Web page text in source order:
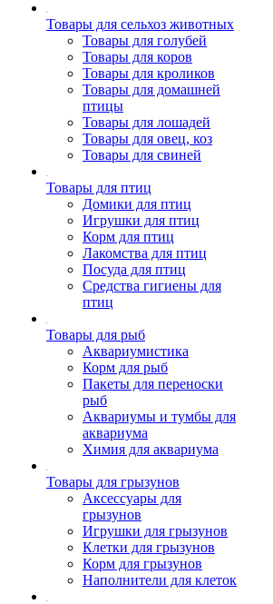
Товары для сельхоз животных
Товары для голубей
Товары для коров
Товары для кроликов
Товары для домашней
птицы
Товары для лошадей
Товары для овец, коз
Товары для свиней
Товары для птиц
Домики для птиц
Игрушки для птиц
Корм для птиц
Лакомства для птиц
Посуда для птиц
Средства гигиены для
птиц
Товары для рыб
Аквариумистика
Корм для рыб
Пакеты для переноски
рыб
Аквариумы и тумбы для
аквариума
Химия для аквариума
Товары для грызунов
Аксессуары для
грызунов
Игрушки для грызунов
Клетки для грызунов
Корм для грызунов
Наполнители для клеток